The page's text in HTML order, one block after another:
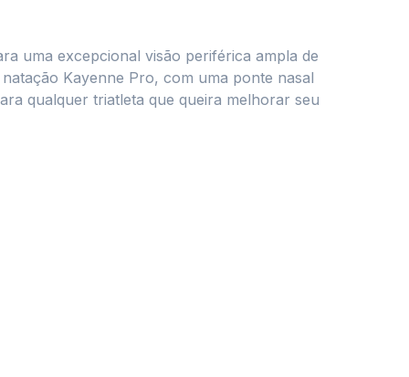
uma excepcional visão periférica ampla de
Kayenne Pro, com uma ponte nasal
qualquer triatleta que queira melhorar seu